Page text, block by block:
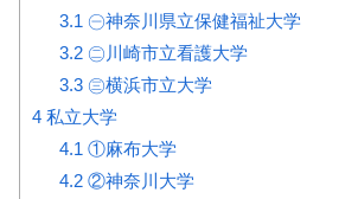
3.1 ㊀神奈川県立保健福祉大学
3.2㊁川崎市立看護大学
3.3㊂横浜市立大学
4 私立大学
4.1 ①麻布大学
4.2②神奈川大学